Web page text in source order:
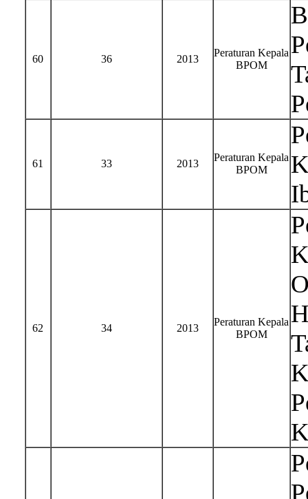
60 36 2013
Peraturan Kepala
BPOM
61 33 2013
Peraturan Kepala
BPOM
62 34 2013
Peraturan Kepala
BPOM